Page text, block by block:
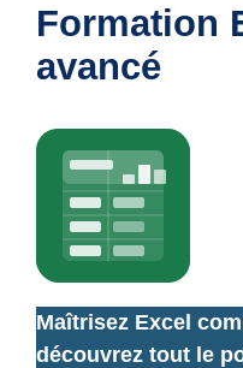
Formation
avancé
Maîtrisez Excel
découvrez tout le